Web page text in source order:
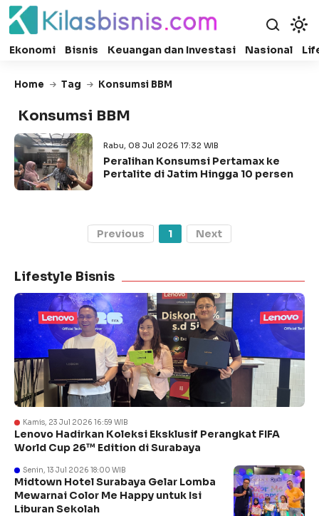
Ekonomi Bisnis Keuangan dan Investasi Nasional
Home Tag Konsumsi BBM
Konsumsi BBM
Rabu, 08 Jul 2026 17:32 WIB
Peralihan Konsumsi Pertamax ke
Pertalite di Jatim Hingga 10 persen
Previous 1 Next
Lifestyle Bisnis
Kamis, 23 Jul 2026 16:59 WIB
Lenovo Hadirkan Koleksi Eksklusif Perangkat FIFA
World Cup 26™ Edition di Surabaya
Senin, 13 Jul 2026 18:00 WIB
Midtown Hotel Surabaya Gelar Lomba
Mewarnai Color Me Happy untuk Isi
Liburan Sekolah